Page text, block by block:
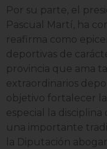
Por su parte, el
Pascual Martí, ha
reafirma como
deportivas de
provincia que ama
extraordinarios
objetivo fortalecer
especial la
una importante
la Diputación